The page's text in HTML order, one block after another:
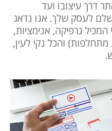
דרך עיצובו ועד
לעסק שלך. אנו נדאג
המכיל גרפיקה, אנימציות,
מתחלפות) והכל נקי לעין,